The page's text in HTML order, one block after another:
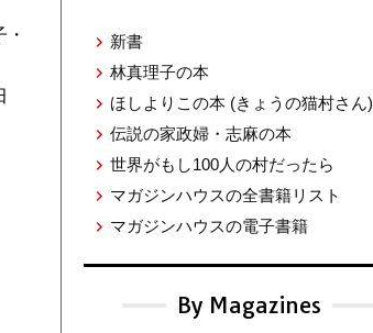
新書
林真理子の本
ほしよりこの本 (きょうの猫村さん)
伝説の家政婦・志麻の本
世界がもし100人の村だったら
マガジンハウスの全書籍リスト
マガジンハウスの電子書籍
By Magazines